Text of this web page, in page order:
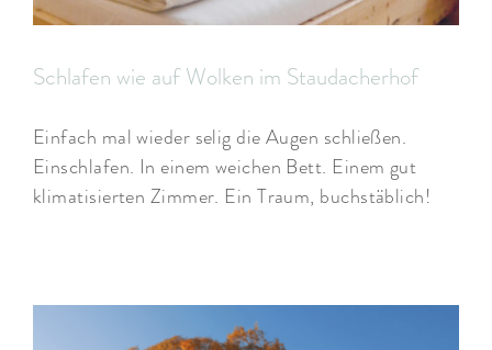
Schlafen wie auf Wolken im Staudacherhof
Einfach mal wieder selig die Augen schließen.
Einschlafen. In einem weichen Bett. Einem gut
klimatisierten Zimmer. Ein Traum, buchstäblich!